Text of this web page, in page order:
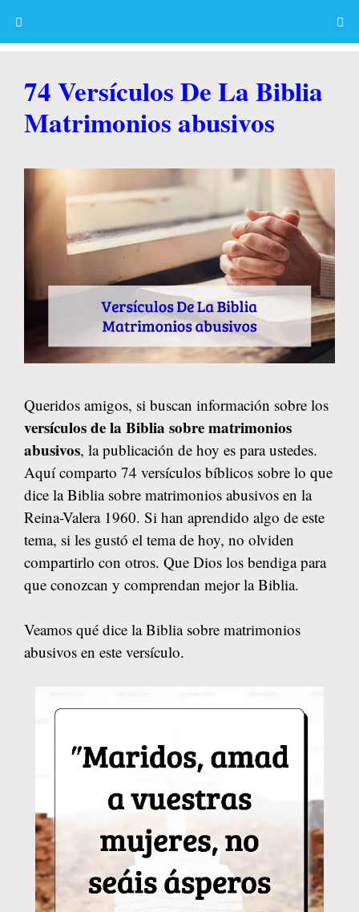
74 Versículos De La Biblia
Matrimonios abusivos
Queridos amigos, si buscan información sobre los
versículos de la Biblia sobre matrimonios
abusivos, la publicación de hoy es para ustedes.
Aquí comparto 74 versículos bíblicos sobre lo que
dice la Biblia sobre matrimonios abusivos en la
Reina-Valera 1960. Si han aprendido algo de este
tema, si les gustó el tema de hoy, no olviden
compartirlo con otros. Que Dios los bendiga para
que conozcan y comprendan mejor la Biblia.
Veamos qué dice la Biblia sobre matrimonios
abusivos en este versículo.